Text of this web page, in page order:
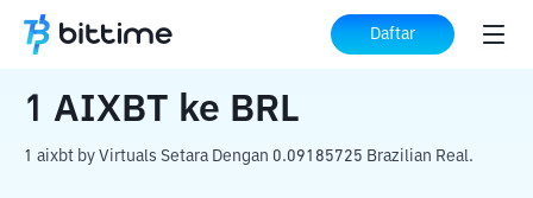
Daftar
Beranda Konverter Kripto AIXBT BRL
1 AIXBT ke BRL
1 aixbt by Virtuals Setara Dengan 0.09185725 Brazilian Real.